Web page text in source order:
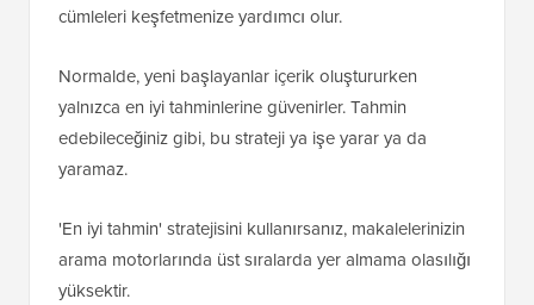
cümleleri keşfetmenize yardımcı olur.
Normalde, yeni başlayanlar içerik oluştururken
yalnızca en iyi tahminlerine güvenirler. Tahmin
edebileceğiniz gibi, bu strateji ya işe yarar ya da
yaramaz.
'En iyi tahmin' stratejisini kullanırsanız, makalelerinizin
arama motorlarında üst sıralarda yer almama olasılığı
yüksektir.